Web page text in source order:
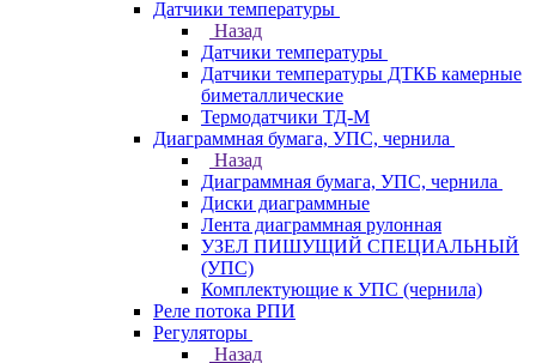
Датчики температуры
Назад
Датчики температуры
Датчики температуры ДТКБ камерные
биметаллические
Термодатчики ТД-М
Диаграммная бумага, УПС, чернила
Назад
Диаграммная бумага, УПС, чернила
Диски диаграммные
Лента диаграммная рулонная
УЗЕЛ ПИШУЩИЙ СПЕЦИАЛЬНЫЙ
(УПС)
Комплектующие к УПС (чернила)
Реле потока РПИ
Регуляторы
Назад